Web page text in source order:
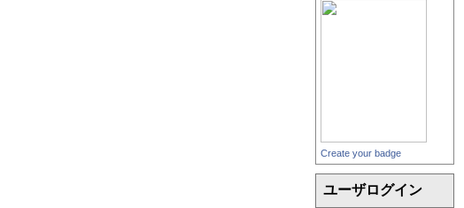
Create your badge
ユーザログイン